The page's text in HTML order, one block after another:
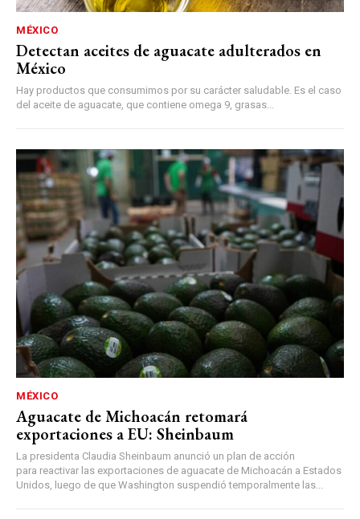
MÉXICO
Detectan aceites de aguacate adulterados en
México
Hay productos que consumimos por su carácter saludable. Es el caso
del aceite de aguacate, que contiene omega 9, grasas...
MÉXICO
Aguacate de Michoacán retomará
exportaciones a EU: Sheinbaum
La presidenta Claudia Sheinbaum anunció un plan de acción
para reactivar las exportaciones de aguacate de Michoacán a Estados
Unidos, luego de que Washington suspendió temporalmente las...